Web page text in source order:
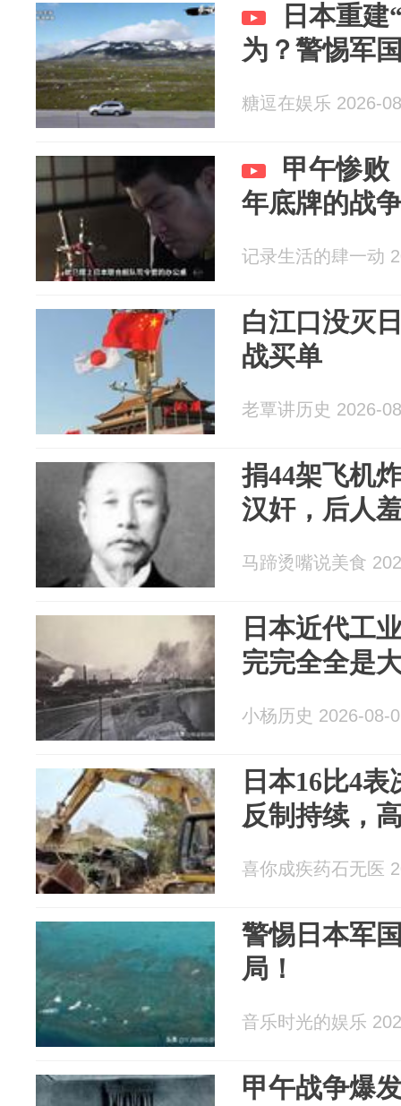
日本重建
为？警惕军
糖逗在娱乐 2026-
甲午惨败
年底牌的战
记录生活的肆一动
白江口没灭
战买单
老覃讲历史 2026-
捐44架飞机
汉奸，后人
马蹄烫嘴说美食
日本近代工
完完全全是
小杨历史 2026-08-
日本16比4
反制持续，
喜你成疾药石无医
警惕日本军
局！
音乐时光的娱乐
甲午战争爆